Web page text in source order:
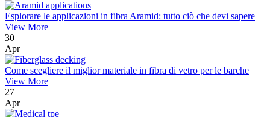
Esplorare le applicazioni in fibra Aramid: tutto ciò che devi sapere
View More
30
Apr
Come scegliere il miglior materiale in fibra di vetro per le barche
View More
27
Apr